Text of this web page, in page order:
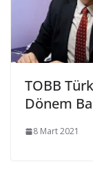
TOBB
Dönem
8 Mart 2021